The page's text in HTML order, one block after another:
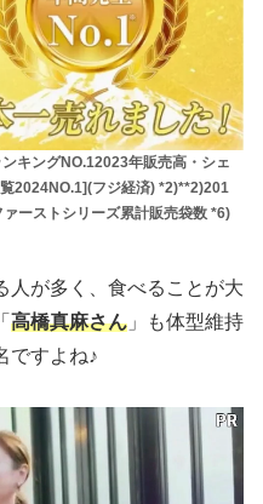
キングNO.12023年販売高・シェ
2024NO.1](フジ経済) *2)**2)201
ーストシリーズ累計販売袋数 *6)
人が多く、食べることが大
高橋真麻さん 」も体型維持
ですよね♪